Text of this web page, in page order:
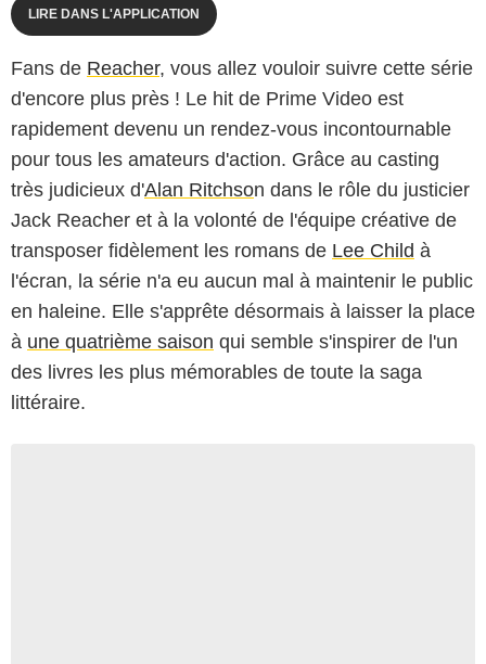
LIRE DANS L'APPLICATION
Fans de Reacher, vous allez vouloir suivre cette série
d'encore plus près ! Le hit de Prime Video est
rapidement devenu un rendez-vous incontournable
pour tous les amateurs d'action. Grâce au casting
très judicieux d'Alan Ritchson dans le rôle du justicier
Jack Reacher et à la volonté de l'équipe créative de
transposer fidèlement les romans de Lee Child à
l'écran, la série n'a eu aucun mal à maintenir le public
en haleine. Elle s'apprête désormais à laisser la place
à une quatrième saison qui semble s'inspirer de l'un
des livres les plus mémorables de toute la saga
littéraire.